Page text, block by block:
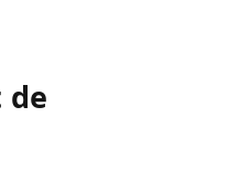
de